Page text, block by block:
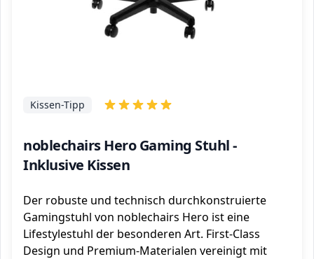
noblechairs Hero Gaming Stuhl -
Inklusive Kissen
Kissen-Tipp
Der robuste und technisch durchkonstruierte
Gamingstuhl von noblechairs Hero ist eine
Lifestylestuhl der besonderen Art. First-Class
Design und Premium-Materialen vereinigt mit